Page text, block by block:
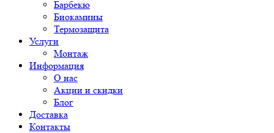
Барбекю
Биокамины
Термозащита
Услуги
Монтаж
Информация
О нас
Акции и скидки
Блог
Доставка
Контакты